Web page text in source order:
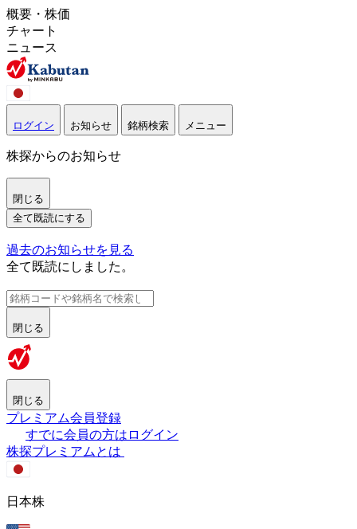
概要・株価
チャート
ニュース
ログイン お知らせ 銘柄検索 メニュー
株探からのお知らせ
閉じる
全て既読にする
過去のお知らせを見る
全て既読にしました。
閉じる
閉じる
プレミアム会員登録
すでに会員の方はログイン
株探プレミアムとは
日本株